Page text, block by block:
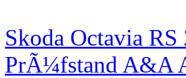
Skoda Octavia
PrÃ¼fstand A&A